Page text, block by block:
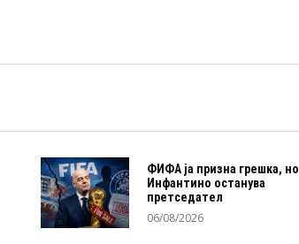
ФИФА ја призна грешка, но
Инфантино останува
претседател
06/08/2026